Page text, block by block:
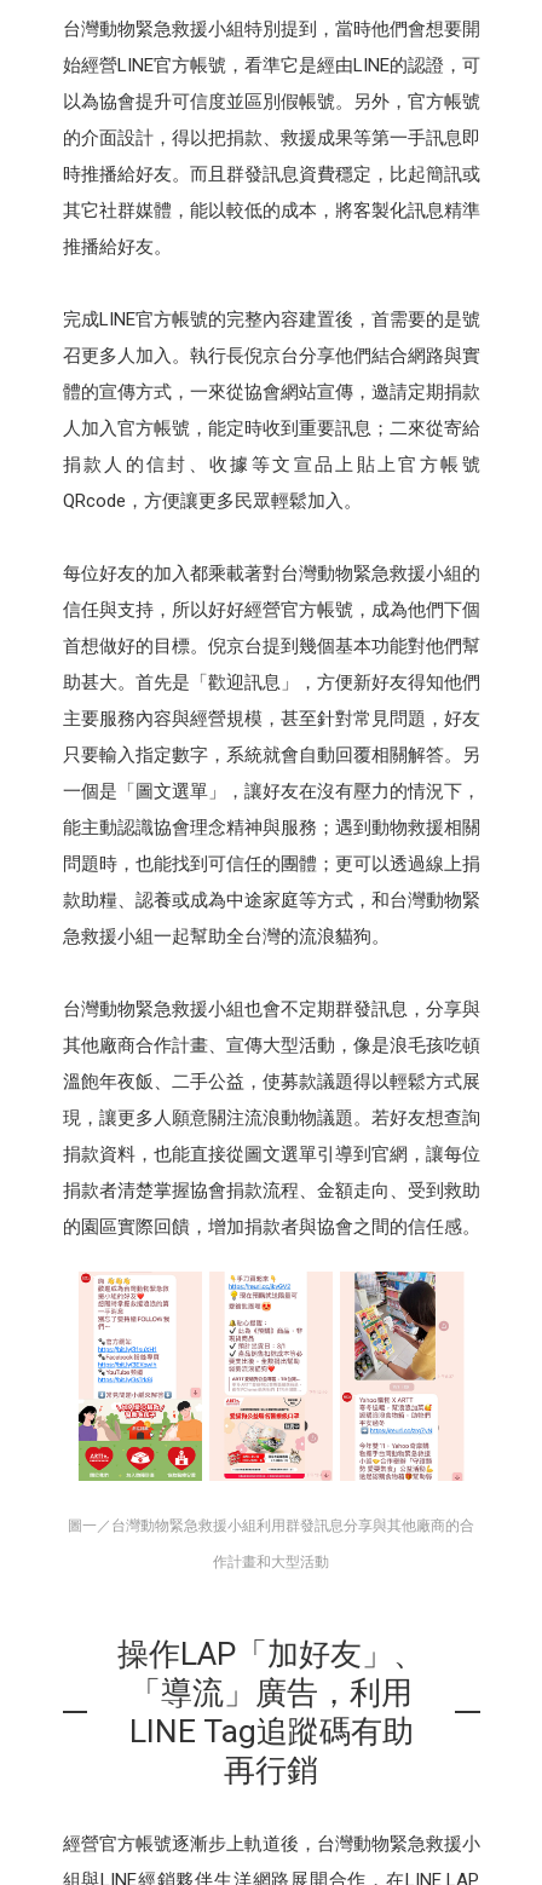
台灣動物緊急救援小組特別提到，當時他們會想要開
始經營LINE官方帳號，看準它是經由LINE的認證，可
以為協會提升可信度並區別假帳號。另外，官方帳號
的介面設計，得以把捐款、救援成果等第一手訊息即
時推播給好友。而且群發訊息資費穩定，比起簡訊或
其它社群媒體，能以較低的成本，將客製化訊息精準
推播給好友。
完成LINE官方帳號的完整內容建置後，首需要的是號
召更多人加入。執行長倪京台分享他們結合網路與實
體的宣傳方式，一來從協會網站宣傳，邀請定期捐款
人加入官方帳號，能定時收到重要訊息；二來從寄給
捐款人的信封、收據等文宣品上貼上官方帳號
QRcode，方便讓更多民眾輕鬆加入。
每位好友的加入都乘載著對台灣動物緊急救援小組的
信任與支持，所以好好經營官方帳號，成為他們下個
首想做好的目標。倪京台提到幾個基本功能對他們幫
助甚大。首先是「歡迎訊息」，方便新好友得知他們
主要服務內容與經營規模，甚至針對常見問題，好友
只要輸入指定數字，系統就會自動回覆相關解答。另
一個是「圖文選單」，讓好友在沒有壓力的情況下，
能主動認識協會理念精神與服務；遇到動物救援相關
問題時，也能找到可信任的團體；更可以透過線上捐
款助糧、認養或成為中途家庭等方式，和台灣動物緊
急救援小組一起幫助全台灣的流浪貓狗。
台灣動物緊急救援小組也會不定期群發訊息，分享與
其他廠商合作計畫、宣傳大型活動，像是浪毛孩吃頓
溫飽年夜飯、二手公益，使募款議題得以輕鬆方式展
現，讓更多人願意關注流浪動物議題。若好友想查詢
捐款資料，也能直接從圖文選單引導到官網，讓每位
捐款者清楚掌握協會捐款流程、金額走向、受到救助
的園區實際回饋，增加捐款者與協會之間的信任感。
圖一／台灣動物緊急救援小組利用群發訊息分享與其他廠商的合
作計畫和大型活動
操作LAP「加好友」、
「導流」廣告，利用
LINE Tag追蹤碼有助
再行銷
經營官方帳號逐漸步上軌道後，台灣動物緊急救援小
組與LINE經銷夥伴生洋網路展開合作，在LINE LAP